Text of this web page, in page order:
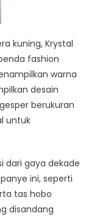
kuning, Krystal
fashion
warna
desain
berukuran
untuk
dari gaya dekade
ini, seperti
tas hobo
disandang